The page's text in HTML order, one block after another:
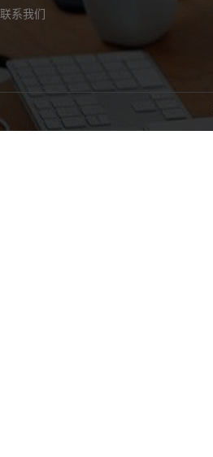
联系我们